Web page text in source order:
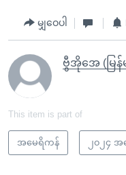
မျှဝေပါ
ဗွီအိုအေ (မြန်
This item is part of
အမေရိကန် ၂၀၂၄